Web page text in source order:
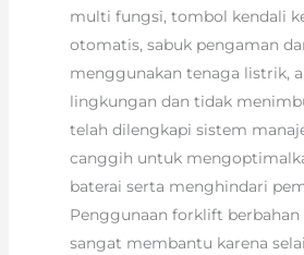
multi fungsi, tombol kendali
otomatis, sabuk pengaman
menggunakan tenaga listrik,
lingkungan dan tidak
telah dilengkapi sistem
canggih untuk
baterai serta menghindari
Penggunaan forklift
sangat membantu karena